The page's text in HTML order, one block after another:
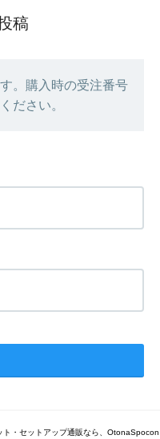
稿
。購入時の受注番号
ださい。
・セットアップ通販なら、OtonaSpocon